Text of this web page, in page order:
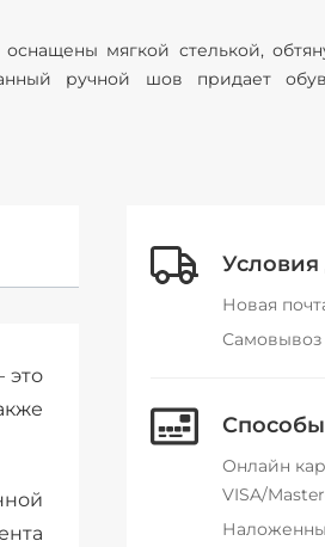
оснащены мягкой стелькой,
ручной шов придает
это
Условия
Новая
Самовывоз
Онлайн
VISA/